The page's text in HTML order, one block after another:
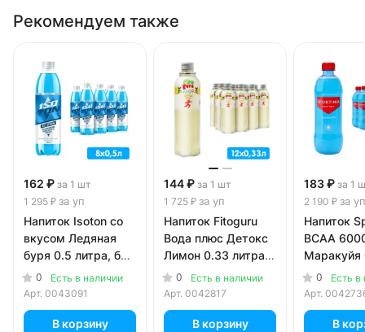
Рекомендуем также
162 ₽ за 1 шт
1 295 ₽ за уп
Напиток Isoton со
вкусом Ледяная
буря 0.5 литра, без
газа, пэт, 8 шт. в
уп.
0
Есть в наличии
Арт. 0043091
В корзину
144 ₽ за 1 шт
1 725 ₽ за уп
Напиток Fitoguru
Вода плюс Детокс
Лимон 0.33 литра,
стекло, 12 шт. в уп.
0
Есть в наличии
Арт. 0042817
В корзину
183 ₽ за 1
2 190 ₽ за уп
Напиток
ВСАА
Маракуйя
литра, без
пэт, 12
0
Есть в
Арт.
В